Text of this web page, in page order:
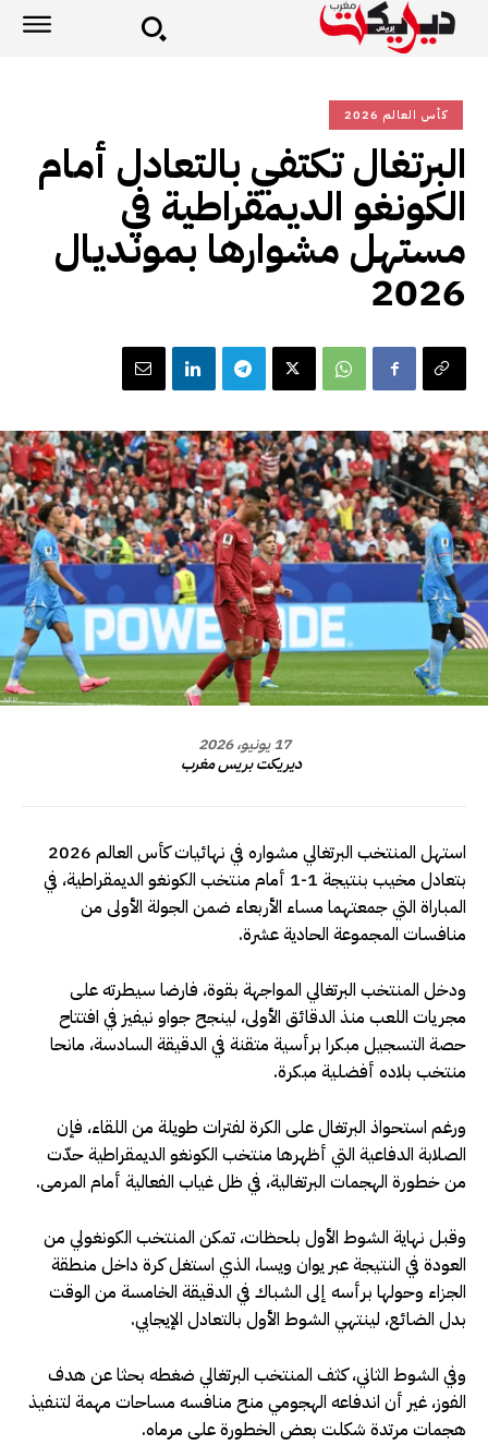
كأس العالم 2026
البرتغال تكتفي بالتعادل أمام
الكونغو الديمقراطية في
مستهل مشوارها بمونديال
2026
17 يونيو، 2026
ديريكت بريس مغرب
استهل المنتخب البرتغالي مشواره في نهائيات كأس العالم 2026
بتعادل مخيب بنتيجة 1-1 أمام منتخب الكونغو الديمقراطية، في
المباراة التي جمعتهما مساء الأربعاء ضمن الجولة الأولى من
منافسات المجموعة الحادية عشرة.
ودخل المنتخب البرتغالي المواجهة بقوة، فارضا سيطرته على
مجريات اللعب منذ الدقائق الأولى، لينجح جواو نيفيز في افتتاح
حصة التسجيل مبكرا برأسية متقنة في الدقيقة السادسة، مانحا
منتخب بلاده أفضلية مبكرة.
ورغم استحواذ البرتغال على الكرة لفترات طويلة من اللقاء، فإن
الصلابة الدفاعية التي أظهرها منتخب الكونغو الديمقراطية حدّت
من خطورة الهجمات البرتغالية، في ظل غياب الفعالية أمام المرمى.
وقبل نهاية الشوط الأول بلحظات، تمكن المنتخب الكونغولي من
العودة في النتيجة عبر يوان ويسا، الذي استغل كرة داخل منطقة
الجزاء وحولها برأسه إلى الشباك في الدقيقة الخامسة من الوقت
بدل الضائع، لينتهي الشوط الأول بالتعادل الإيجابي.
وفي الشوط الثاني، كثف المنتخب البرتغالي ضغطه بحثا عن هدف
الفوز، غير أن اندفاعه الهجومي منح منافسه مساحات مهمة لتنفيذ
هجمات مرتدة شكلت بعض الخطورة على مرماه.